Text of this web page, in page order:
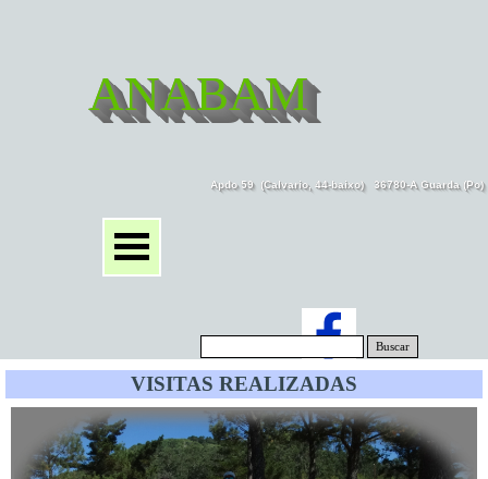
ANABAM
Apdo 59  (Calvario, 44-baixo)   36780-A Guarda
Buscar
VISITAS REALIZADAS